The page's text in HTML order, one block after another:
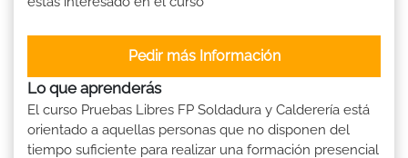
Pedir más Información
Lo que aprenderás
El curso Pruebas Libres FP Soldadura y Calderería está
orientado a aquellas personas que no disponen del
tiempo suficiente para realizar una formación presencial